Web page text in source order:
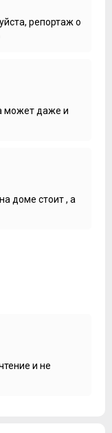
репортаж о
может даже и
доме стоит , а
и не